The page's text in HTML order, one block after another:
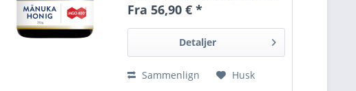
Fra 56,90 € *
Detaljer
Sammenlign Husk